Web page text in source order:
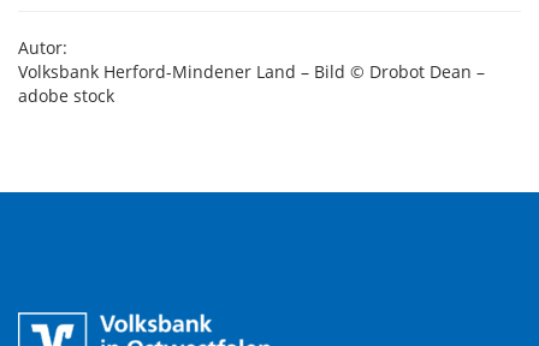
Autor:
Volksbank Herford-Mindener Land – Bild © Drobot Dean –
adobe stock